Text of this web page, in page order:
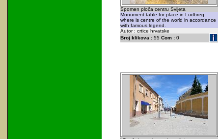
Spomen ploča centru Svijeta
Monument table for place in Ludbreg
where is centre of the world in accordance
with famous legend.
Autor : crtice hrvatske
Broj klikova :55 Com :0